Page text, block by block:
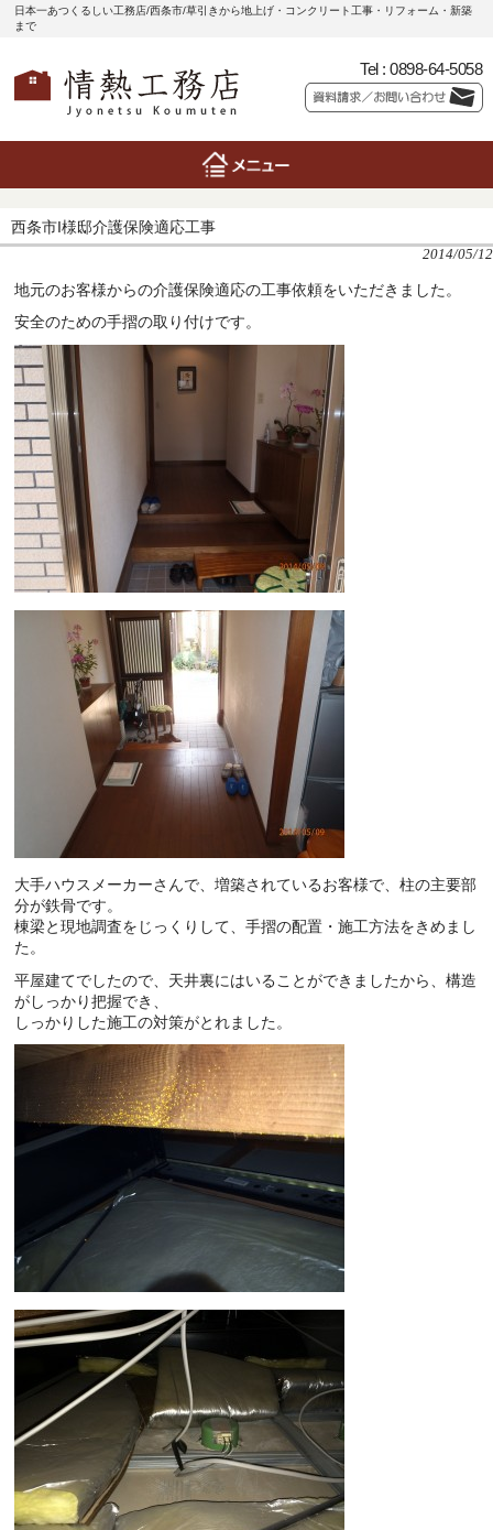
日本一あつくるしい工務店/西条市/草引きから地上げ・コンクリート工事・リフォーム・新築
まで
Tel : 0898-64-5058
西条市I様邸介護保険適応工事
2014/05/12
地元のお客様からの介護保険適応の工事依頼をいただきました。
安全のための手摺の取り付けです。
大手ハウスメーカーさんで、増築されているお客様で、柱の主要部
分が鉄骨です。
棟梁と現地調査をじっくりして、手摺の配置・施工方法をきめまし
た。
平屋建てでしたので、天井裏にはいることができましたから、構造
がしっかり把握でき、
しっかりした施工の対策がとれました。